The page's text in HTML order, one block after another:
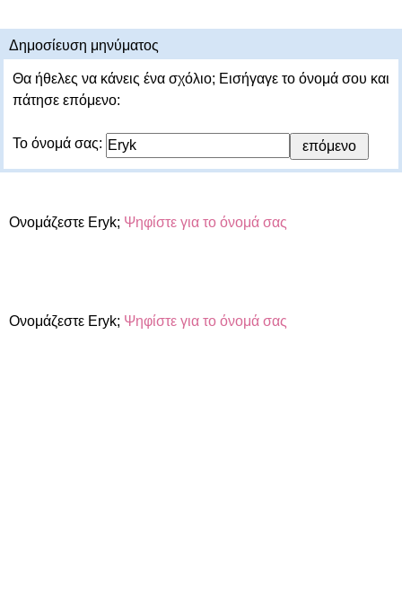
Δημοσίευση μηνύματος
Θα ήθελες να κάνεις ένα σχόλιο; Εισήγαγε το όνομά σου και
πάτησε επόμενο:
Το όνομά σας:
Ονομάζεστε Eryk; Ψηφίστε για το όνομά σας
Ονομάζεστε Eryk; Ψηφίστε για το όνομά σας